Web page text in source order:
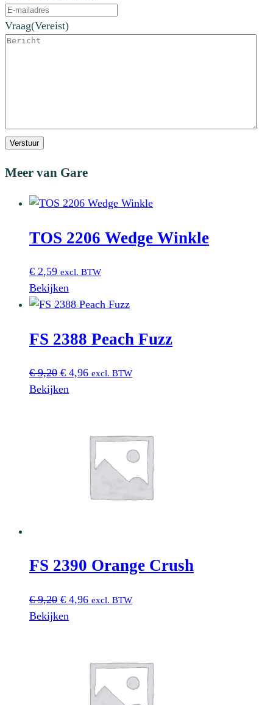
Vraag(Vereist)
Verstuur
Meer van Gare
TOS 2206 Wedge Winkle
€ 2,59 excl. BTW
Bekijken
FS 2388 Peach Fuzz
€9,20 Oorspronkelijke
prijs
€ 4,96Huidige
excl. BTW
Bekijken
FS 2390 Orange Crush
€9,20 Oorspronkelijke
prijs
€ 4,96Huidige
excl. BTW
Bekijken